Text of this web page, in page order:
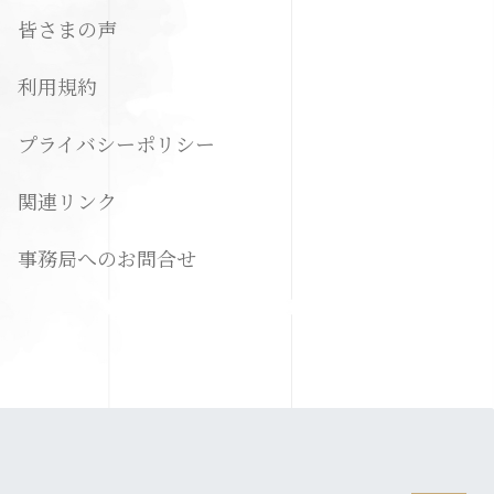
皆さまの声
利用規約
プライバシーポリシー
関連リンク
事務局へのお問合せ